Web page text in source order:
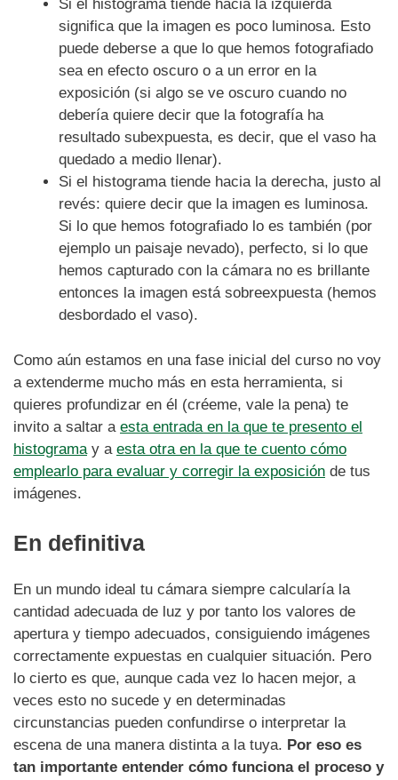
Si el histograma tiende hacia la izquierda
significa que la imagen es poco luminosa. Esto
puede deberse a que lo que hemos fotografiado
sea en efecto oscuro o a un error en la
exposición (si algo se ve oscuro cuando no
debería quiere decir que la fotografía ha
resultado subexpuesta, es decir, que el vaso ha
quedado a medio llenar).
Si el histograma tiende hacia la derecha, justo al
revés: quiere decir que la imagen es luminosa.
Si lo que hemos fotografiado lo es también (por
ejemplo un paisaje nevado), perfecto, si lo que
hemos capturado con la cámara no es brillante
entonces la imagen está sobreexpuesta (hemos
desbordado el vaso).
Como aún estamos en una fase inicial del curso no voy
a extenderme mucho más en esta herramienta, si
quieres profundizar en él (créeme, vale la pena) te
invito a saltar a esta entrada en la que te presento el
histogramay a esta otra en la que te cuento cómo
emplearlo para evaluar y corregir la exposición de tus
imágenes.
En definitiva
En un mundo ideal tu cámara siempre calcularía la
cantidad adecuada de luz y por tanto los valores de
apertura y tiempo adecuados, consiguiendo imágenes
correctamente expuestas en cualquier situación. Pero
lo cierto es que, aunque cada vez lo hacen mejor, a
veces esto no sucede y en determinadas
circunstancias pueden confundirse o interpretar la
escena de una manera distinta a la tuya. Por eso es
tan importante entender cómo funciona el proceso y